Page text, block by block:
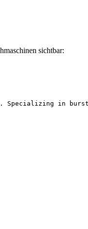
sichtbar:
in